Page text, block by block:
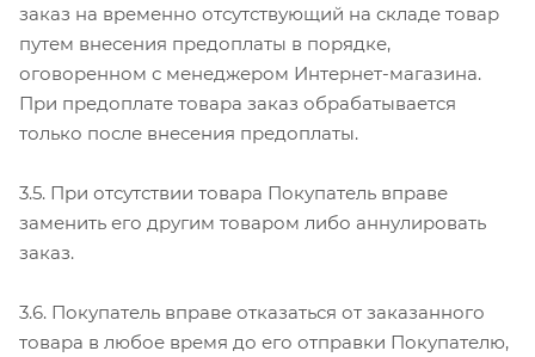
заказ на временно отсутствующий на складе товар
путем внесения предоплаты в порядке,
оговоренном с менеджером Интернет-магазина.
При предоплате товара заказ обрабатывается
только после внесения предоплаты.
3.5. При отсутствии товара Покупатель вправе
заменить его другим товаром либо аннулировать
заказ.
3.6. Покупатель вправе отказаться от заказанного
товара в любое время до его отправки Покупателю,